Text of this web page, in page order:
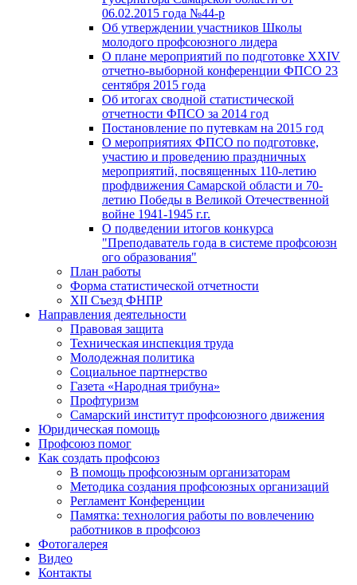
06.02.2015 года №44-р
Об утверждении участников Школы
молодого профсоюзного лидера
О плане мероприятий по подготовке XXIV
отчетно-выборной конференции ФПСО 23
сентября 2015 года
Об итогах сводной статистической
отчетности ФПСО за 2014 год
Постановление по путевкам на 2015 год
О мероприятиях ФПСО по подготовке,
участию и проведению праздничных
мероприятий, посвященных 110-летию
профдвижения Самарской области и 70-
летию Победы в Великой Отечественной
войне 1941-1945 г.г.
О подведении итогов конкурса
"Преподаватель года в системе профсоюзн
ого образования"
План работы
Форма статистической отчетности
XII Съезд ФНПР
Направления деятельности
Правовая защита
Техническая инспекция труда
Молодежная политика
Социальное партнерство
Газета «Народная трибуна»
Профтуризм
Самарский институт профсоюзного движения
Юридическая помощь
Профсоюз помог
Как создать профсоюз
В помощь профсоюзным организаторам
Методика создания профсоюзных организаций
Регламент Конференции
Памятка: технология работы по вовлечению
работников в профсоюз
Фотогалерея
Видео
Контакты